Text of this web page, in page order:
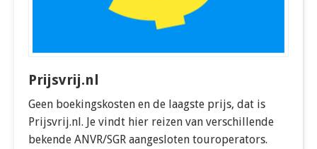
Prijsvrij.nl
Geen boekingskosten en de laagste prijs, dat is
Prijsvrij.nl. Je vindt hier reizen van verschillende
bekende ANVR/SGR aangesloten touroperators.